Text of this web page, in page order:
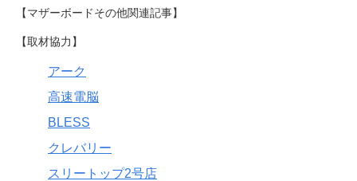
【マザーボードその他関連記事】
【取材協力】
アーク
高速電脳
BLESS
クレバリー
スリートップ2号店